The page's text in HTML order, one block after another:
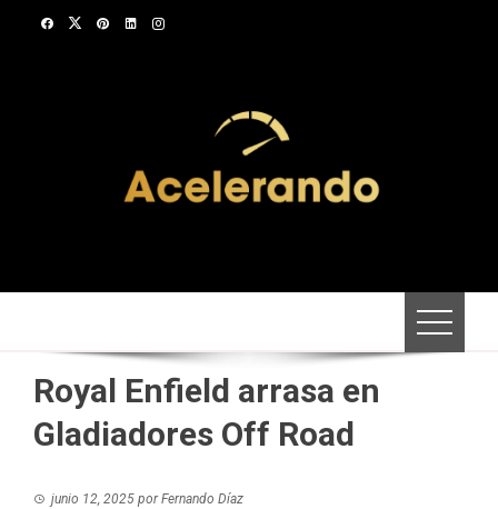
Royal Enfield arrasa en
Gladiadores Off Road
junio 12, 2025 porFernando Díaz